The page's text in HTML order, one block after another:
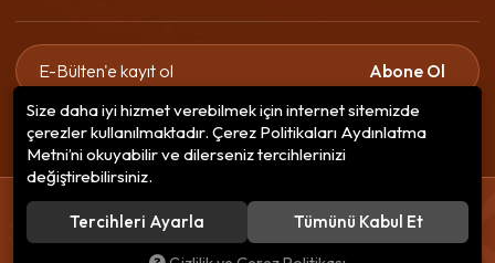
Abone Ol
Gizlilik politikasınıokudum ve elektronik posta almayı kabul
ediyorum.
© 2020Çikolataal Gıda Bilişim. Tüm hakları saklıdır.
256 BitSSLEncryption
Size daha iyi hizmet verebilmek için internet sitemizde
çerezler kullanılmaktadır. Çerez Politikaları Aydınlatma
Metni’ni okuyabilir ve dilerseniz tercihlerinizi
değiştirebilirsiniz.
Tercihleri Ayarla Tümünü Kabul Et